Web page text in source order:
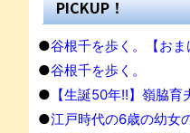
PICKUP！
●谷根千を歩く。【おま
●谷根千を歩く。
● 【生誕50年!!】嶺脇育
●江戸時代の6歳の幼女